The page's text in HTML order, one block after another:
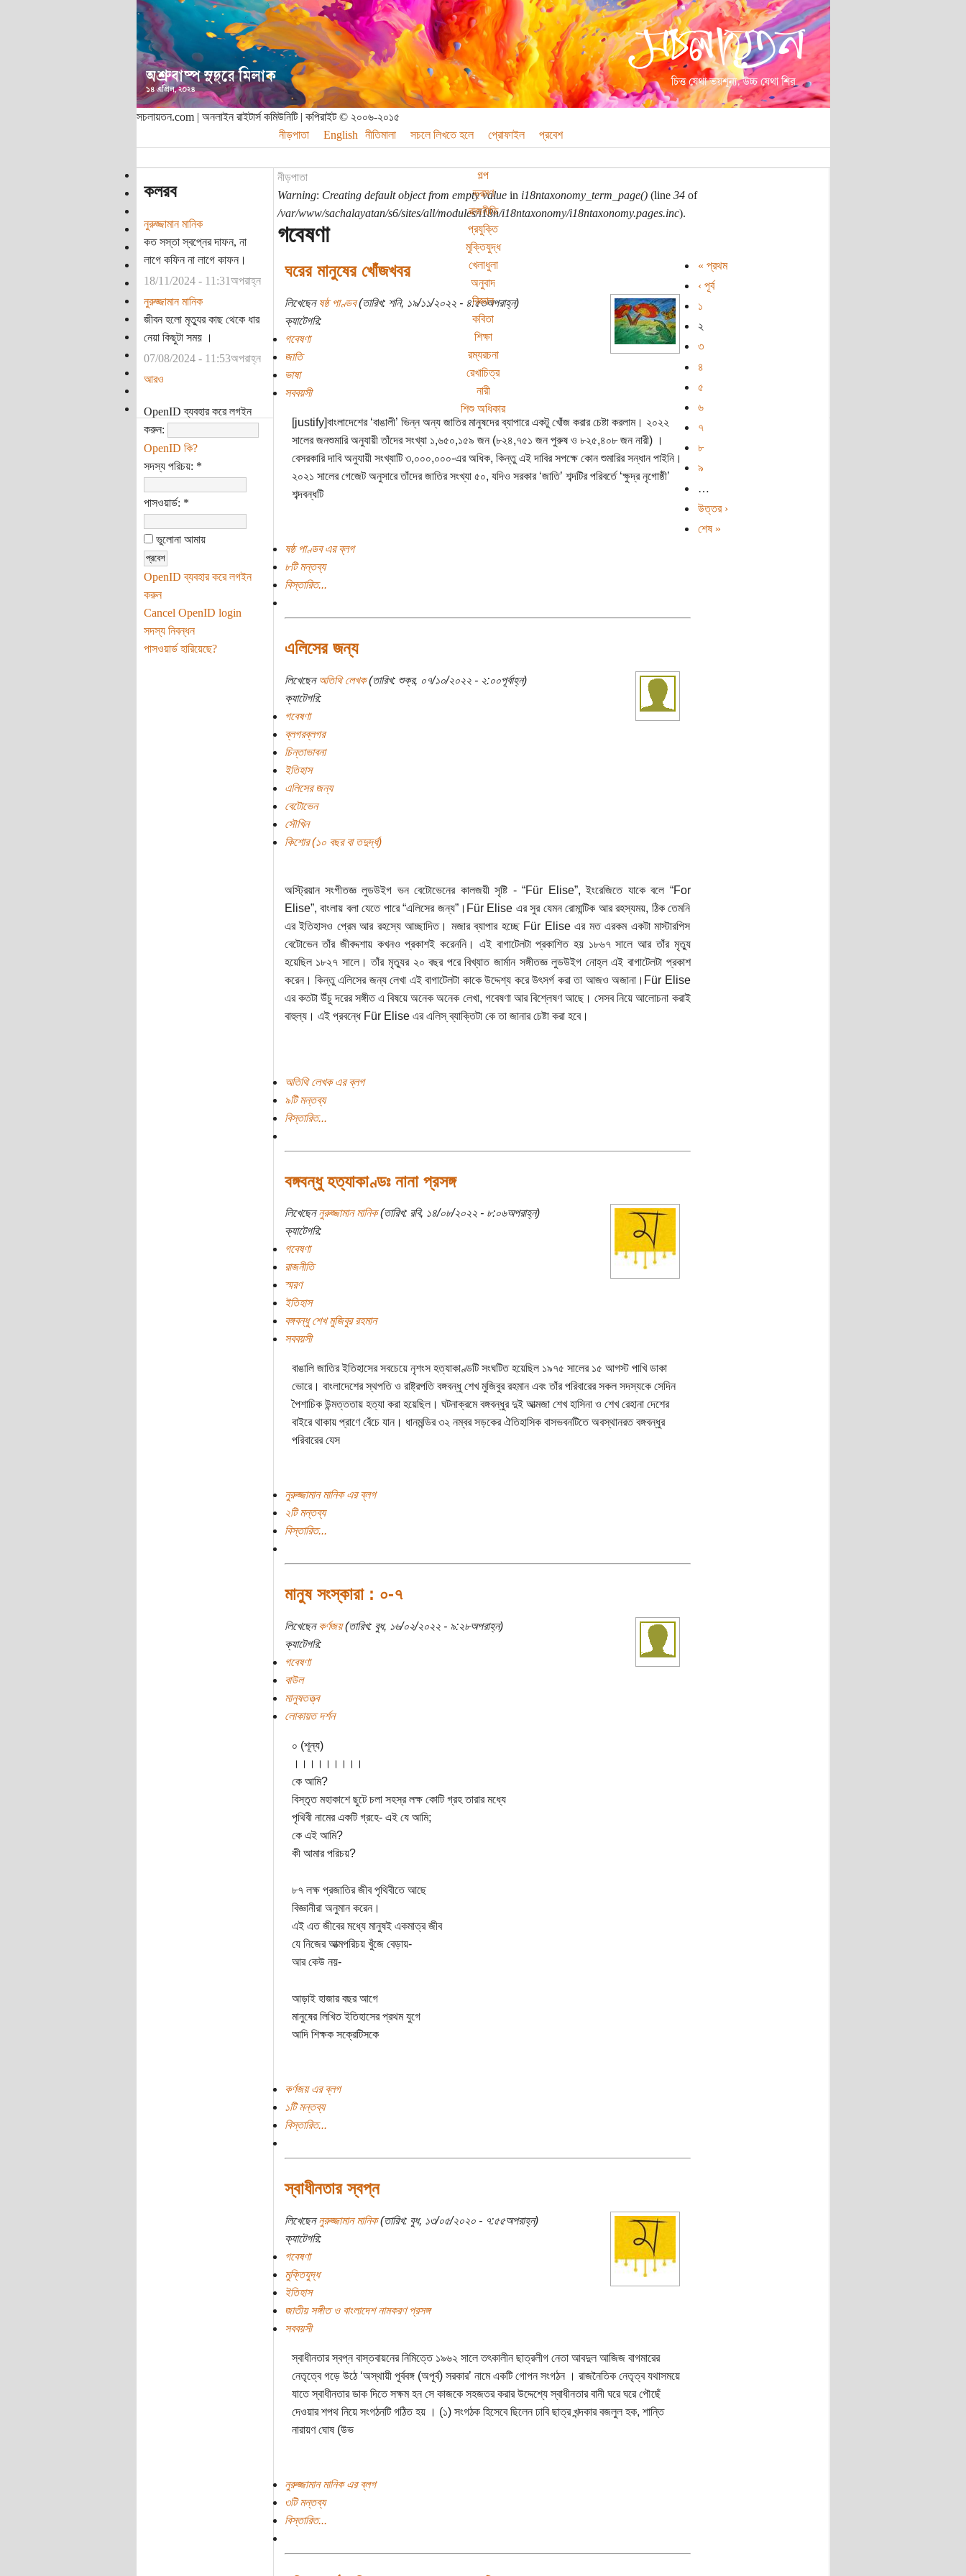
সচলায়তন.com | অনলাইন রাইটার্স কমিউনিটি | কপিরাইট © ২০০৬-২০১৫
নীড়পাতা
English নীতিমালা সচলে লিখতে হলে প্রোফাইল প্রবেশ
গল্প
ভ্রমণ
রাজনীতি
প্রযুক্তি
মুক্তিযুদ্ধ
খেলাধুলা
অনুবাদ
বিজ্ঞান
কবিতা
শিক্ষা
রম্যরচনা
রেখাচিত্র
নারী
শিশু অধিকার
কলরব
নুরুজ্জামান মানিক
কত সস্তা স্বপ্নের দাফন, না
লাগে কফিন না লাগে কাফন।
18/11/2024 - 11:31অপরাহ্ন
নুরুজ্জামান মানিক
জীবন হলো মৃত্যুর কাছ থেকে ধার
নেয়া কিছুটা সময় ।
07/08/2024 - 11:53অপরাহ্ন
আরও
OpenID ব্যবহার করে লগইন
করুন:
OpenID কি?
সদস্য পরিচয়: *
পাসওয়ার্ড: *
ভুলোনা আমায়
OpenID ব্যবহার করে লগইন
করুন
Cancel OpenID login
সদস্য নিবন্ধন
পাসওয়ার্ড হারিয়েছে?
নীড়পাতা
Warning: Creating default object from empty valuein i18ntaxonomy_term_page()(line 34of
/var/www/sachalayatan/s6/sites/all/modules/i18n/i18ntaxonomy/i18ntaxonomy.pages.inc).
গবেষণা
ঘরের মানুষের খোঁজখবর
লিখেছেনষষ্ঠ পাণ্ডব(তারিখ: শনি, ১৯/১১/২০২২ - ৪:৫৩অপরাহ্ন)
ক্যাটেগরি:
গবেষণা
জাতি
ভাষা
সববয়সী
[justify]বাংলাদেশের ‘বাঙালী’ ভিন্ন অন্য জাতির মানুষদের ব্যাপারে একটু খোঁজ করার চেষ্টা করলাম। ২০২২
সালের জনশুমারি অনুযায়ী তাঁদের সংখ্যা ১,৬৫০,১৫৯ জন (৮২৪,৭৫১ জন পুরুষ ও ৮২৫,৪০৮ জন নারী) ।
বেসরকারি দাবি অনুযায়ী সংখ্যাটি ৩,০০০,০০০-এর অধিক, কিন্তু এই দাবির সপক্ষে কোন শুমারির সন্ধান পাইনি।
২০২১ সালের গেজেট অনুসারে তাঁদের জাতির সংখ্যা ৫০, যদিও সরকার ‘জাতি’ শব্দটির পরিবর্তে ‘ক্ষুদ্র নৃগোষ্ঠী’
শব্দবন্ধটি
ষষ্ঠ পাণ্ডব এর ব্লগ
৮টি মন্তব্য
বিস্তারিত...
এলিসের জন্য
লিখেছেনঅতিথি লেখক(তারিখ: শুক্র, ০৭/১০/২০২২ - ২:০০পূর্বাহ্ন)
ক্যাটেগরি:
গবেষণা
ব্লগরব্লগর
চিন্তাভাবনা
ইতিহাস
এলিসের জন্য
বেটোভেন
সৌখিন
কিশোর (১০ বছর বা তদুর্দ্ধ)
অস্ট্রিয়ান সংগীতজ্ঞ লুডউইগ ভন বেটোভেনের কালজয়ী সৃষ্টি - “Für Elise”, ইংরেজিতে যাকে বলে “For
Elise”, বাংলায় বলা যেতে পারে “এলিসের জন্য”।Für Elise এর সুর যেমন রোমান্টিক আর রহস্যময়, ঠিক তেমনি
এর ইতিহাসও প্রেম আর রহস্যে আচ্ছাদিত। মজার ব্যাপার হচ্ছে Für Elise এর মত এরকম একটা মাস্টারপিস
বেটোভেন তাঁর জীবদ্দশায় কখনও প্রকাশই করেননি। এই বাগাটেলটা প্রকাশিত হয় ১৮৬৭ সালে আর তাঁর মৃত্যু
হয়েছিল ১৮২৭ সালে। তাঁর মৃত্যুর ২০ বছর পরে বিখ্যাত জার্মান সঙ্গীতজ্ঞ লুডউইগ নোহ্‌ল এই বাগাটেলটা প্রকাশ
করেন। কিন্তু এলিসের জন্য লেখা এই বাগাটেলটা কাকে উদ্দেশ্য করে উৎসর্গ করা তা আজও অজানা।Für Elise
এর কতটা উঁচু দরের সঙ্গীত এ বিষয়ে অনেক অনেক লেখা, গবেষণা আর বিশ্লেষণ আছে। সেসব নিয়ে আলোচনা করাই
বাহুল্য। এই প্রবন্ধে Für Elise এর এলিস্ ব্যাক্তিটা কে তা জানার চেষ্টা করা হবে।
অতিথি লেখক এর ব্লগ
৯টি মন্তব্য
বিস্তারিত...
বঙ্গবন্ধু হত্যাকাণ্ডঃ নানা প্রসঙ্গ
লিখেছেননুরুজ্জামান মানিক(তারিখ: রবি, ১৪/০৮/২০২২ - ৮:০৬অপরাহ্ন)
ক্যাটেগরি:
গবেষণা
রাজনীতি
স্মরণ
ইতিহাস
বঙ্গবন্ধু শেখ মুজিবুর রহমান
সববয়সী
বাঙালি জাতির ইতিহাসের সবচেয়ে নৃশংস হত্যাকাণ্ডটি সংঘটিত হয়েছিল ১৯৭৫ সালের ১৫ আগস্ট পাখি ডাকা
ভোরে। বাংলাদেশের স্থপতি ও রাষ্ট্রপতি বঙ্গবন্ধু শেখ মুজিবুর রহমান এবং তাঁর পরিবারের সকল সদস্যকে সেদিন
পৈশাচিক উন্মত্ততায় হত্যা করা হয়েছিল। ঘটনাক্রমে বঙ্গবন্ধুর দুই আত্মজা শেখ হাসিনা ও শেখ রেহানা দেশের
বাইরে থাকায় প্রাণে বেঁচে যান। ধানমন্ডির ৩২ নম্বর সড়কের ঐতিহাসিক বাসভবনটিতে অবস্থানরত বঙ্গবন্ধুর
পরিবারের যেস
নুরুজ্জামান মানিক এর ব্লগ
২টি মন্তব্য
বিস্তারিত...
মানুষ সংস্কারা : ০-৭
লিখেছেনকর্ণজয়(তারিখ: বুধ, ১৬/০২/২০২২ - ৯:২৮অপরাহ্ন)
ক্যাটেগরি:
গবেষণা
বাউল
মানুষতত্ত্ব
লোকায়ত দর্শন
০ (শূন্য)
।।।।।।।।।
কে আমি?
বিস্তৃত মহাকাশে ছুটে চলা সহস্র লক্ষ কোটি গ্রহ তারার মধ্যে
পৃথিবী নামের একটি গ্রহে- এই যে আমি;
কে এই আমি?
কী আমার পরিচয়?
৮৭ লক্ষ প্রজাতির জীব পৃথিবীতে আছে
বিজ্ঞানীরা অনুমান করেন।
এই এত জীবের মধ্যে মানুষই একমাত্র জীব
যে নিজের আত্মপরিচয় খুঁজে বেড়ায়-
আর কেউ নয়-
আড়াই হাজার বছর আগে
মানুষের লিখিত ইতিহাসের প্রথম যুগে
আদি শিক্ষক সক্রেটিসকে
কর্ণজয় এর ব্লগ
১টি মন্তব্য
বিস্তারিত...
স্বাধীনতার স্বপ্ন
লিখেছেননুরুজ্জামান মানিক(তারিখ: বুধ, ১৩/০৫/২০২০ - ৭:৫৫অপরাহ্ন)
ক্যাটেগরি:
গবেষণা
মুক্তিযুদ্ধ
ইতিহাস
জাতীয় সঙ্গীত ও বাংলাদেশ নামকরণ প্রসঙ্গ
সববয়সী
স্বাধীনতার স্বপ্ন বাস্তবায়নের নিমিত্তে ১৯৬২ সালে তৎকালীন ছাত্রলীগ নেতা আবদুল আজিজ বাগমারের
নেতৃত্বে গড়ে উঠে ‘অস্থায়ী পূর্ববঙ্গ (অপূর্ব) সরকার’ নামে একটি গোপন সংগঠন । রাজনৈতিক নেতৃত্ব যথাসময়ে
যাতে স্বাধীনতার ডাক দিতে সক্ষম হন সে কাজকে সহজতর করার উদ্দেশ্যে স্বাধীনতার বানী ঘরে ঘরে পৌছেঁ
দেওয়ার শপথ নিয়ে সংগঠনটি গঠিত হয় । (১) সংগঠক হিসেবে ছিলেন ঢাবি ছাত্র খন্দকার বজলুল হক, শান্তি
নারায়ণ ঘোষ (উভ
নুরুজ্জামান মানিক এর ব্লগ
৩টি মন্তব্য
বিস্তারিত...
« প্রথম
‹ পূর্ব
১
২
৩
৪
৫
৬
৭
৮
৯
…
উত্তর ›
শেষ »